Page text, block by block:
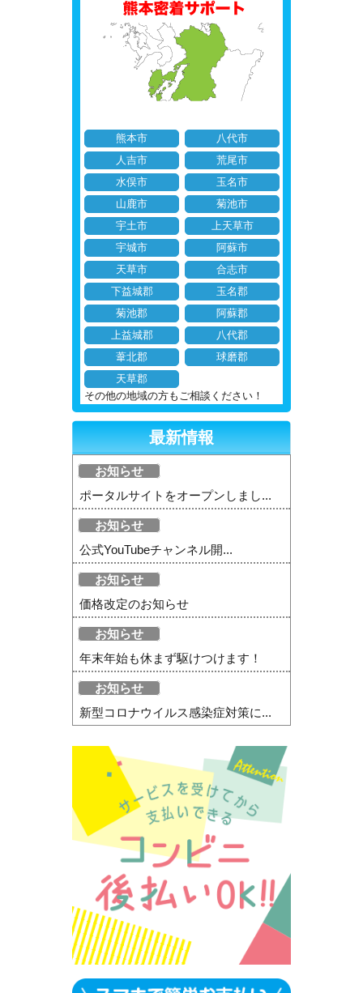
熊本市
八代市
人吉市
荒尾市
水俣市
玉名市
山鹿市
菊池市
宇土市
上天草市
宇城市
阿蘇市
天草市
合志市
下益城郡
玉名郡
菊池郡
阿蘇郡
上益城郡
八代郡
葦北郡
球磨郡
天草郡
その他の地域の方もご相談ください！
最新情報
お知らせ
ポータルサイトをオープンしまし...
お知らせ
公式YouTubeチャンネル開...
お知らせ
価格改定のお知らせ
お知らせ
年末年始も休まず駆けつけます！
お知らせ
新型コロナウイルス感染症対策に...